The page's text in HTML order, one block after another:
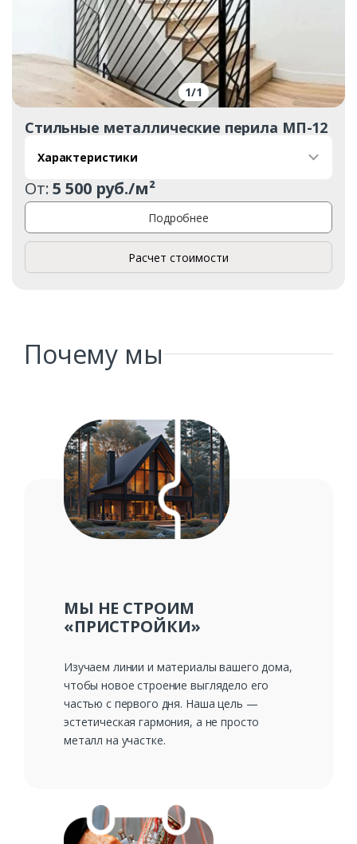
Заказать
Ваше имя*
1/1
Стильные металлические перила МП-12
Характеристики
От:5 500 руб./м²
Подробнее
Расчет стоимости
Почему мы
МЫ НЕ СТРОИМ
«ПРИСТРОЙКИ»
Изучаем линии и материалы вашего дома,
чтобы новое строение выглядело его
частью с первого дня. Наша цель —
эстетическая гармония, а не просто
металл на участке.